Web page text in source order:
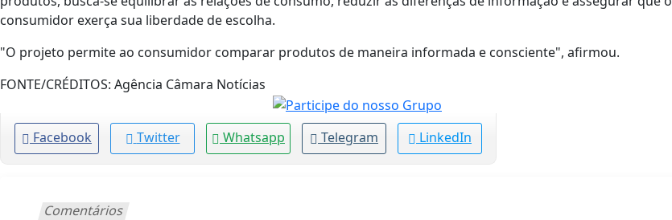
consumidor exerça sua liberdade de escolha.
"O projeto permite ao consumidor comparar produtos de maneira informada e consciente", afirmou.
FONTE/CRÉDITOS: Agência Câmara Notícias
Facebook Twitter Whatsapp Telegram LinkedIn
Comentários